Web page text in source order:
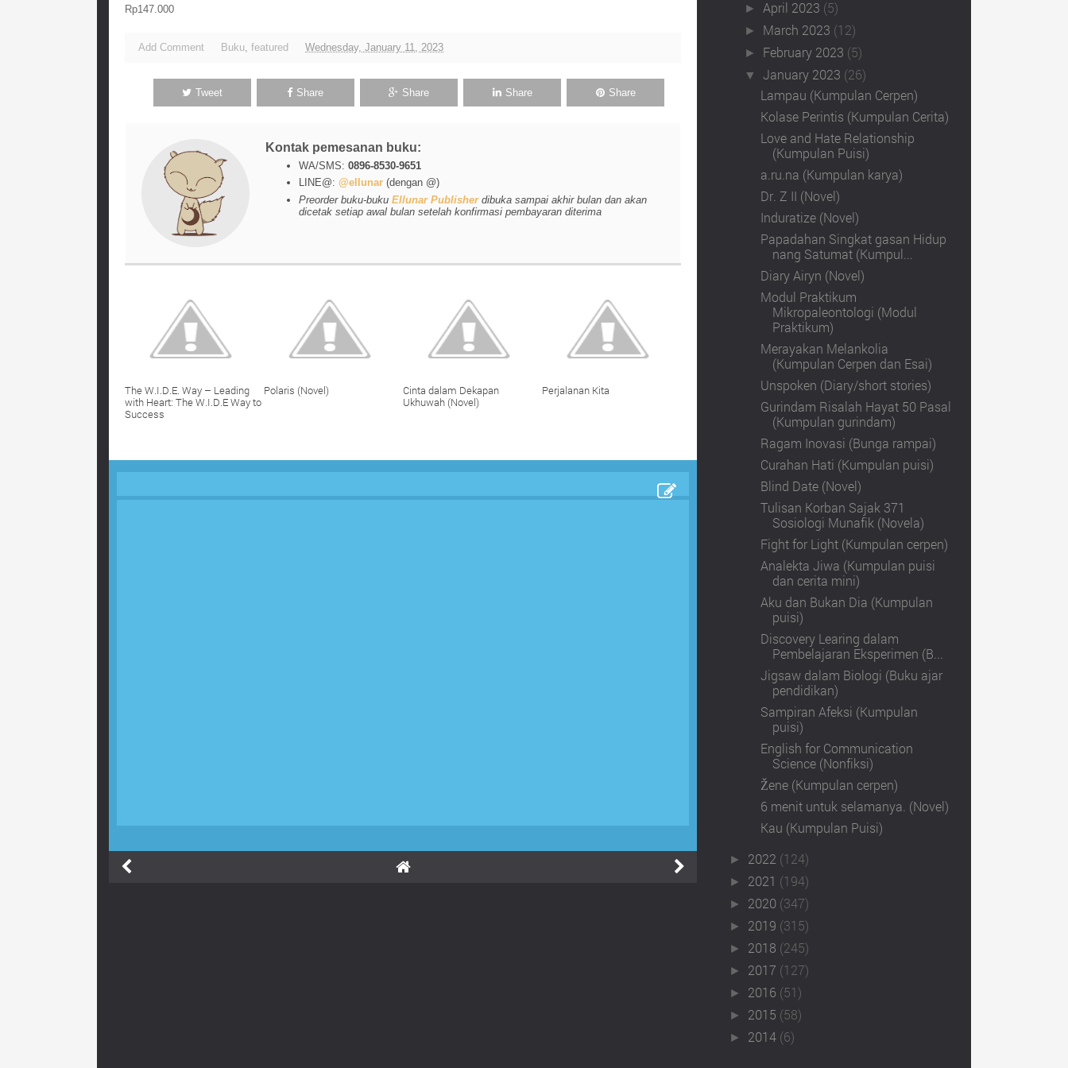
Rp147.000
Add Comment Buku, featured Wednesday, January 11, 2023
Tweet Share Share Share Share
Kontak pemesanan buku:
WA/SMS:0896-8530-9651
LINE@:@ellunar (dengan @)
Preorder buku-bukuEllunar Publisherdibuka sampai akhir bulan dan akan
dicetak setiap awal bulan setelah konfirmasi pembayaran diterima
The W.I.D.E. Way – Leading
with Heart: The W.I.D.E Way to
Success
Polaris (Novel)
Cinta dalam Dekapan
Ukhuwah (Novel)
Perjalanan Kita
► April 2023 (5)
► March 2023 (12)
► February 2023 (5)
▼January 2023 (26)
Lampau (Kumpulan Cerpen)
Kolase Perintis (Kumpulan Cerita)
Love and Hate Relationship
(Kumpulan Puisi)
a.ru.na (Kumpulan karya)
Dr. Z II (Novel)
Induratize (Novel)
Papadahan Singkat gasan Hidup
nang Satumat (Kumpul...
Diary Airyn (Novel)
Modul Praktikum
Mikropaleontologi (Modul
Praktikum)
Merayakan Melankolia
(Kumpulan Cerpen dan Esai)
Unspoken (Diary/short stories)
Gurindam Risalah Hayat 50 Pasal
(Kumpulan gurindam)
Ragam Inovasi (Bunga rampai)
Curahan Hati (Kumpulan puisi)
Blind Date (Novel)
Tulisan Korban Sajak 371
Sosiologi Munafik (Novela)
Fight for Light (Kumpulan cerpen)
Analekta Jiwa (Kumpulan puisi
dan cerita mini)
Aku dan Bukan Dia (Kumpulan
puisi)
Discovery Learing dalam
Pembelajaran Eksperimen (B...
Jigsaw dalam Biologi (Buku ajar
pendidikan)
Sampiran Afeksi (Kumpulan
puisi)
English for Communication
Science (Nonfiksi)
Žene (Kumpulan cerpen)
6 menit untuk selamanya. (Novel)
Kau (Kumpulan Puisi)
► 2022 (124)
► 2021 (194)
► 2020 (347)
► 2019 (315)
► 2018 (245)
► 2017 (127)
► 2016 (51)
► 2015 (58)
► 2014 (6)